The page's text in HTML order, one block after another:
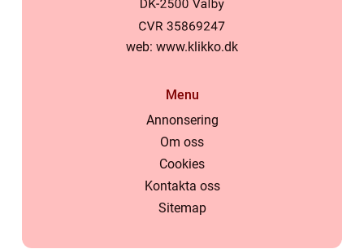
web: www.klikko.dk
Menu
Annonsering
Om oss
Cookies
Kontakta oss
Sitemap